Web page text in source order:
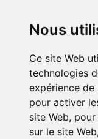
Nous
Ce site Web
technologies
expérience
pour activer
site Web,
sur le site Web,
gérer
imprévus,
meilleurs
dépenses
Bon